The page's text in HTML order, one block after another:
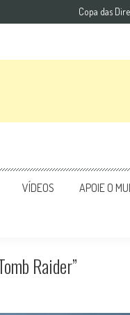
Copa das
VÍDEOS APOIE O
Raider”